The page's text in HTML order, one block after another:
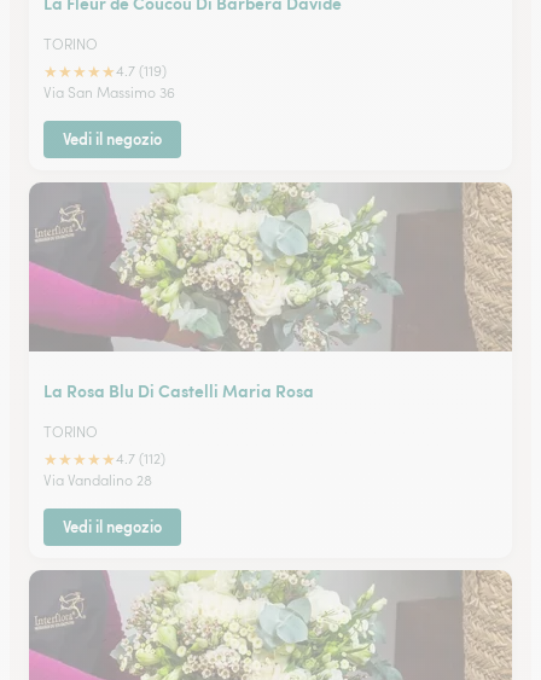
TORINO
★★★★★4.7 (119)
Via San Massimo 36
Vedi il negozio
La Rosa Blu Di Castelli Maria Rosa
TORINO
★★★★★4.7 (112)
Via Vandalino 28
Vedi il negozio